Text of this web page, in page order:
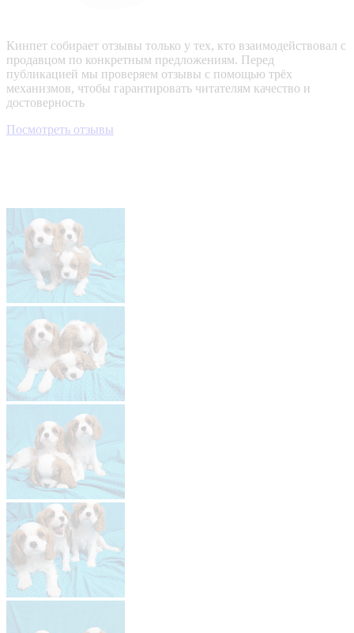
Кинпет собирает отзывы только у тех, кто взаимодействовал с
продавцом по конкретным предложениям. Перед
публикацией мы проверяем отзывы с помощью трёх
механизмов, чтобы гарантировать читателям качество и
достоверность
Посмотреть отзывы